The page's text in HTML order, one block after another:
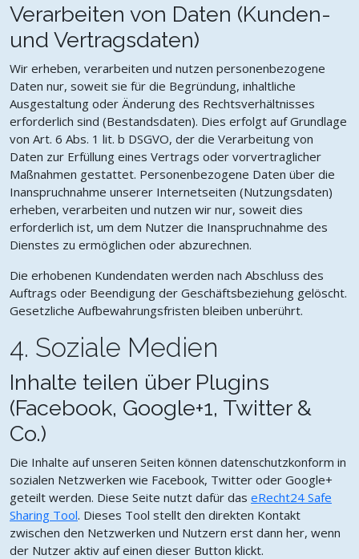
Verarbeiten von Daten (Kunden-
und Vertragsdaten)
Wir erheben, verarbeiten und nutzen personenbezogene
Daten nur, soweit sie für die Begründung, inhaltliche
Ausgestaltung oder Änderung des Rechtsverhältnisses
erforderlich sind (Bestandsdaten). Dies erfolgt auf Grundlage
von Art. 6 Abs. 1 lit. b DSGVO, der die Verarbeitung von
Daten zur Erfüllung eines Vertrags oder vorvertraglicher
Maßnahmen gestattet. Personenbezogene Daten über die
Inanspruchnahme unserer Internetseiten (Nutzungsdaten)
erheben, verarbeiten und nutzen wir nur, soweit dies
erforderlich ist, um dem Nutzer die Inanspruchnahme des
Dienstes zu ermöglichen oder abzurechnen.
Die erhobenen Kundendaten werden nach Abschluss des
Auftrags oder Beendigung der Geschäftsbeziehung gelöscht.
Gesetzliche Aufbewahrungsfristen bleiben unberührt.
4. Soziale Medien
Inhalte teilen über Plugins
(Facebook, Google+1, Twitter &
Co.)
Die Inhalte auf unseren Seiten können datenschutzkonform in
sozialen Netzwerken wie Facebook, Twitter oder Google+
geteilt werden. Diese Seite nutzt dafür das eRecht24 Safe
Sharing Tool. Dieses Tool stellt den direkten Kontakt
zwischen den Netzwerken und Nutzern erst dann her, wenn
der Nutzer aktiv auf einen dieser Button klickt.